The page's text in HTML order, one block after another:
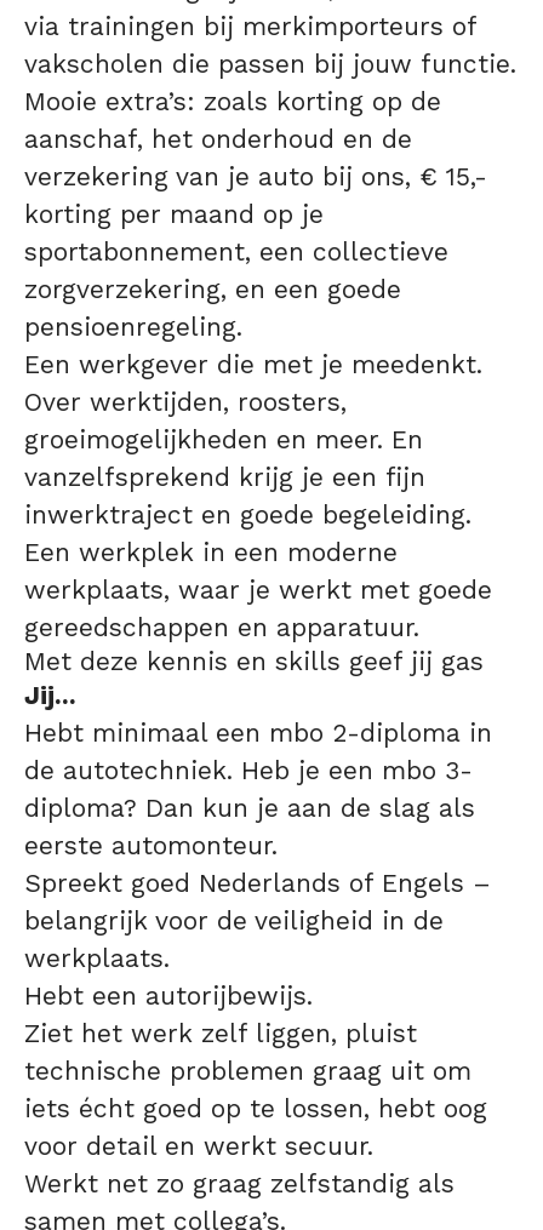
via trainingen bij merkimporteurs of
vakscholen die passen bij jouw functie.
Mooie extra’s: zoals korting op de
aanschaf, het onderhoud en de
verzekering van je auto bij ons, € 15,-
korting per maand op je
sportabonnement, een collectieve
zorgverzekering, en een goede
pensioenregeling.
Een werkgever die met je meedenkt.
Over werktijden, roosters,
groeimogelijkheden en meer. En
vanzelfsprekend krijg je een fijn
inwerktraject en goede begeleiding.
Een werkplek in een moderne
werkplaats, waar je werkt met goede
gereedschappen en apparatuur.
Met deze kennis en skills geef jij gas
Jij...
Hebt minimaal een mbo 2-diploma in
de autotechniek. Heb je een mbo 3-
diploma? Dan kun je aan de slag als
eerste automonteur.
Spreekt goed Nederlands of Engels –
belangrijk voor de veiligheid in de
werkplaats.
Hebt een autorijbewijs.
Ziet het werk zelf liggen, pluist
technische problemen graag uit om
iets écht goed op te lossen, hebt oog
voor detail en werkt secuur.
Werkt net zo graag zelfstandig als
samen met collega’s.